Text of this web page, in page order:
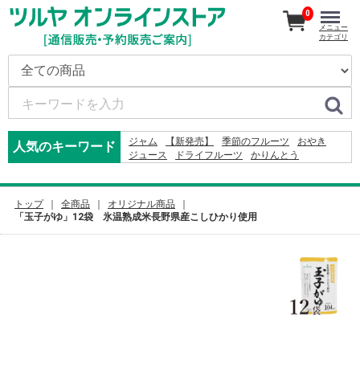
人気のキーワード ジャム 【新発売】 季節のフルーツ
おやき
ジュース
ドライフルーツ
かりんとう
オードブル
2027 りんごかりんとう
カレー
0
メニュー
カテゴリ
トップ 全商品
オリジナル商品
「玉子がゆ」12袋 氷温熟成米長野県産こしひかり使用